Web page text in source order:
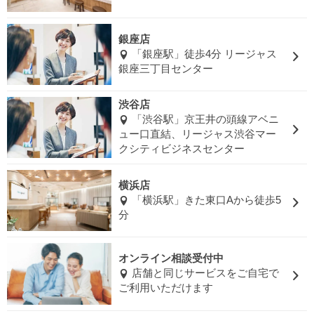
銀座店
「銀座駅」徒歩4分 リージャス
銀座三丁目センター
渋谷店
「渋谷駅」京王井の頭線アベニ
ュー口直結、リージャス渋谷マー
クシティビジネスセンター
横浜店
「横浜駅」きた東口Aから徒歩5
分
オンライン相談受付中
店舗と同じサービスをご自宅で
ご利用いただけます